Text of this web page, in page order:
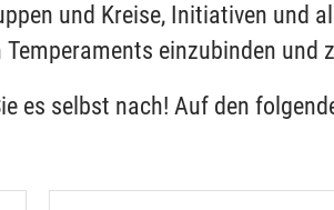
und Kreise, Initiativen und
einzubinden und
es selbst nach! Auf den